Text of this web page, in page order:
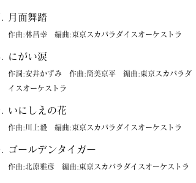
月面舞踏
作曲:林昌幸 編曲:東京スカパラダイスオーケストラ
にがい涙
作詞:安井かずみ 作曲:筒美京平 編曲:東京スカパラダ
イスオーケストラ
いにしえの花
作曲:川上毅 編曲:東京スカパラダイスオーケストラ
ゴールデンタイガー
作曲:北原雅彦 編曲:東京スカパラダイスオーケストラ